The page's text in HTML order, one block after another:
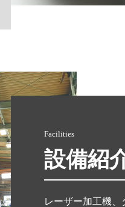
Facilities
設備紹
レーザー加工機